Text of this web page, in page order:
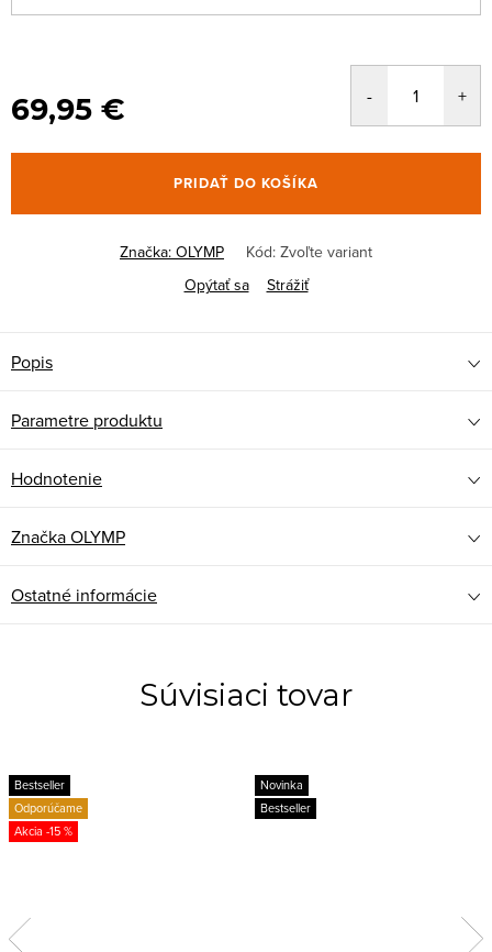
69,95 €
PRIDAŤ DO KOŠÍKA
Značka: OLYMP Kód: Zvoľte variant
Opýtať sa
Strážiť
Popis
Parametre produktu
Hodnotenie
ZnačkaOLYMP
Ostatné informácie
Súvisiaci tovar
Bestseller
Odporúčame
-15 %
Novinka
Bestseller